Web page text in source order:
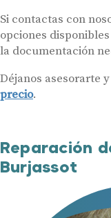
Si contactas con
opciones
la documentación
Déjanos asesorarte y
precio.
Reparación
Burjassot